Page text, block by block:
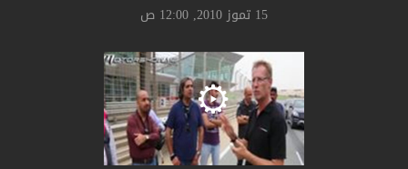
15 تموز 2010, 12:00 ص